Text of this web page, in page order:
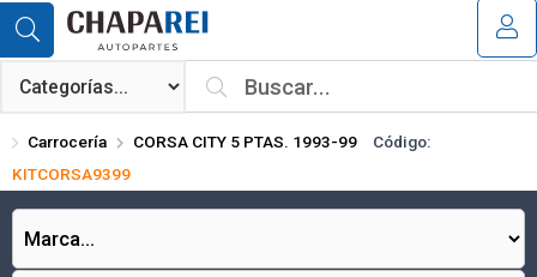
Compartir por email
¿Tienes cupón de descuento?
Carrocería CORSA CITY 5 PTAS. 1993-99
Código:
KITCORSA9399